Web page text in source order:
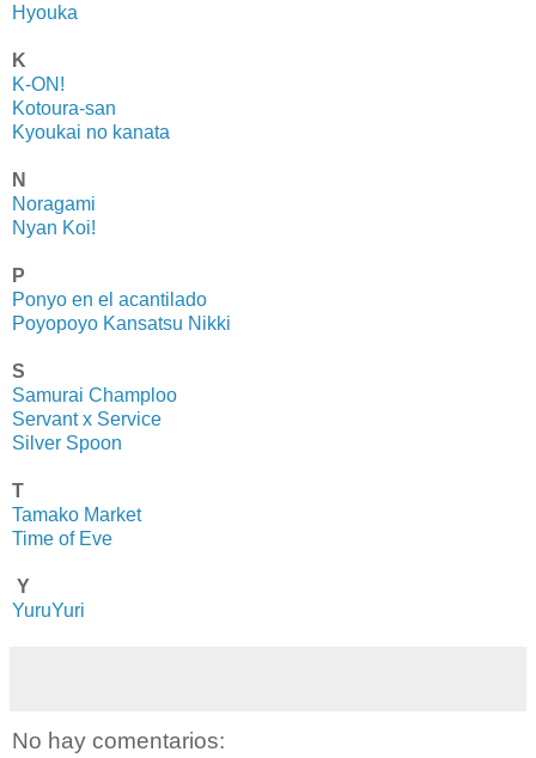
Hyouka
K
K-ON!
Kotoura-san
Kyoukai no kanata
N
Noragami
Nyan Koi!
P
Ponyo en el acantilado
Poyopoyo Kansatsu Nikki
S
Samurai Champloo
Servant x Service
Silver Spoon
T
Tamako Market
Time of Eve
Y
YuruYuri
No hay comentarios: